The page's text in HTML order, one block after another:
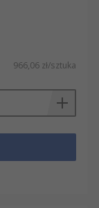
966,06 zł/sztuka